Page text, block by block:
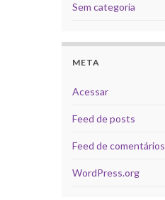
Sem categoria
META
Acessar
Feed de posts
Feed de comentários
WordPress.org